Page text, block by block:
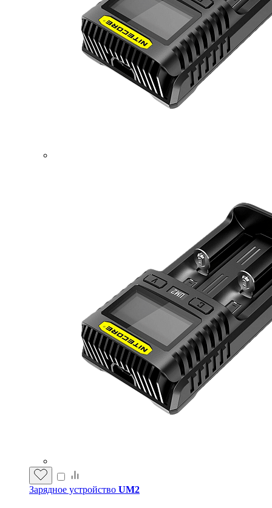
Зарядное устройство UM2